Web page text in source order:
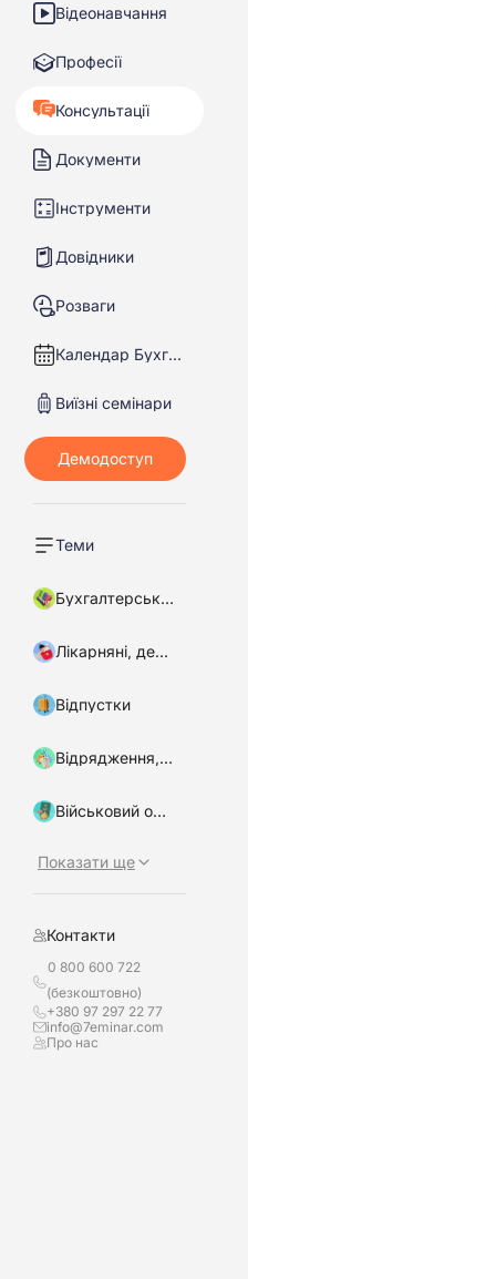
Відеонавчання
Професії
Консультації
Документи
Інструменти
Довідники
Розваги
Календар Бухгалтера
Виїзні семінари
Теми
Бухгалтерський облік
Лікарняні, декретні
Відпустки
Відрядження, підзвітні кошти
Військовий облік, бронювання
Показати ще
Контакти
0 800 600 722
(безкоштовно)
+380 97 297 22 77
info@7eminar.com
Про нас